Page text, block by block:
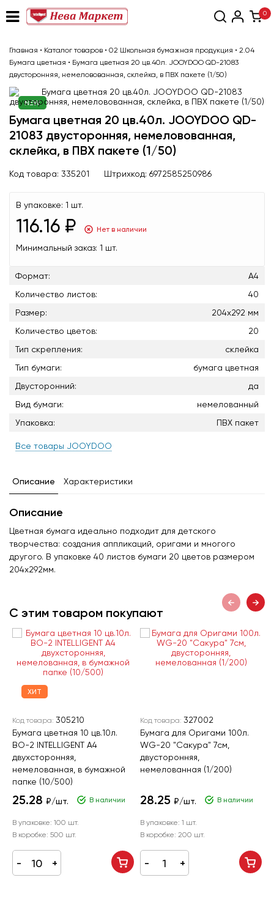
0
Главная • Каталог товаров • 02 Школьная бумажная продукция • 2.04
Бумага цветная • Бумага цветная 20 цв.40л. JOOYDOO QD-21083
двусторонняя, немеловованная, склейка, в ПВХ пакете (1/50)
NEW
Бумага цветная 20 цв.40л. JOOYDOO QD-
21083 двусторонняя, немеловованная,
склейка, в ПВХ пакете (1/50)
Код товара: 335201 Штрихкод: 6972585250986
В упаковке: 1 шт.
116.16 ₽ Нет в наличии
Минимальный заказ: 1 шт.
Формат:
А4
Количество листов:
40
Размер:
204х292 мм
Количество цветов:
20
Тип скрепления:
склейка
Тип бумаги:
бумага цветная
Двусторонний:
да
Вид бумаги:
немелованный
Упаковка:
ПВХ пакет
Все товары JOOYDOO
Описание Характеристики
Описание
Цветная бумага идеально подходит для детского
творчества: создания аппликаций, оригами и многого
другого. В упаковке 40 листов бумаги 20 цветов размером
204х292мм.
С этим товаром покупают
ХИТ
Код товара: 305210
Бумага цветная 10 цв.10л.
BO-2 INTELLIGENT А4
двухсторонняя,
немелованная, в бумажной
папке (10/500)
25.28 ₽/шт. В наличии
В упаковке: 100 шт.
В коробке: 500 шт.
Код товара: 327002
Бумага для Оригами 100л.
WG-20 "Сакура" 7см,
двусторонняя,
немелованная (1/200)
28.25 ₽/шт. В наличии
В упаковке: 1 шт.
В коробке: 200 шт.